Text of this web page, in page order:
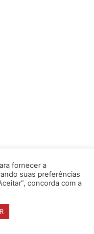
fornecer a
suas preferências
concorda com a